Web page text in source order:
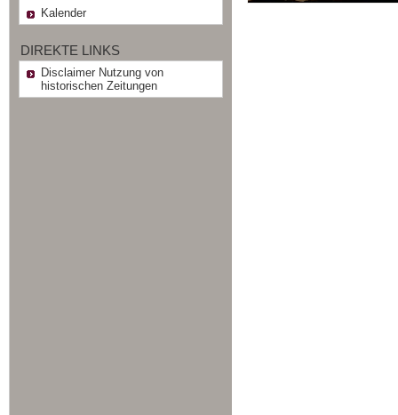
Kalender
DIREKTE LINKS
Disclaimer Nutzung von
historischen Zeitungen